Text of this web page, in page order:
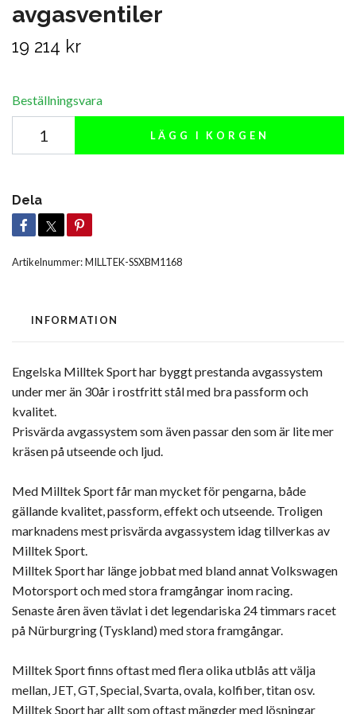
avgasventiler
19 214 kr
Beställningsvara
LÄGG I KORGEN
Dela
Artikelnummer:MILLTEK-SSXBM1168
INFORMATION
Engelska Milltek Sport har byggt prestanda avgassystem
under mer än 30år i rostfritt stål med bra passform och
kvalitet.
Prisvärda avgassystem som även passar den som är lite mer
kräsen på utseende och ljud.
Med Milltek Sport får man mycket för pengarna, både
gällande kvalitet, passform, effekt och utseende. Troligen
marknadens mest prisvärda avgassystem idag tillverkas av
Milltek Sport.
Milltek Sport har länge jobbat med bland annat Volkswagen
Motorsport och med stora framgångar inom racing.
Senaste åren även tävlat i det legendariska 24 timmars racet
på Nürburgring (Tyskland) med stora framgångar.
Milltek Sport finns oftast med flera olika utblås att välja
mellan, JET, GT, Special, Svarta, ovala, kolfiber, titan osv.
Milltek Sport har allt som oftast mängder med lösningar